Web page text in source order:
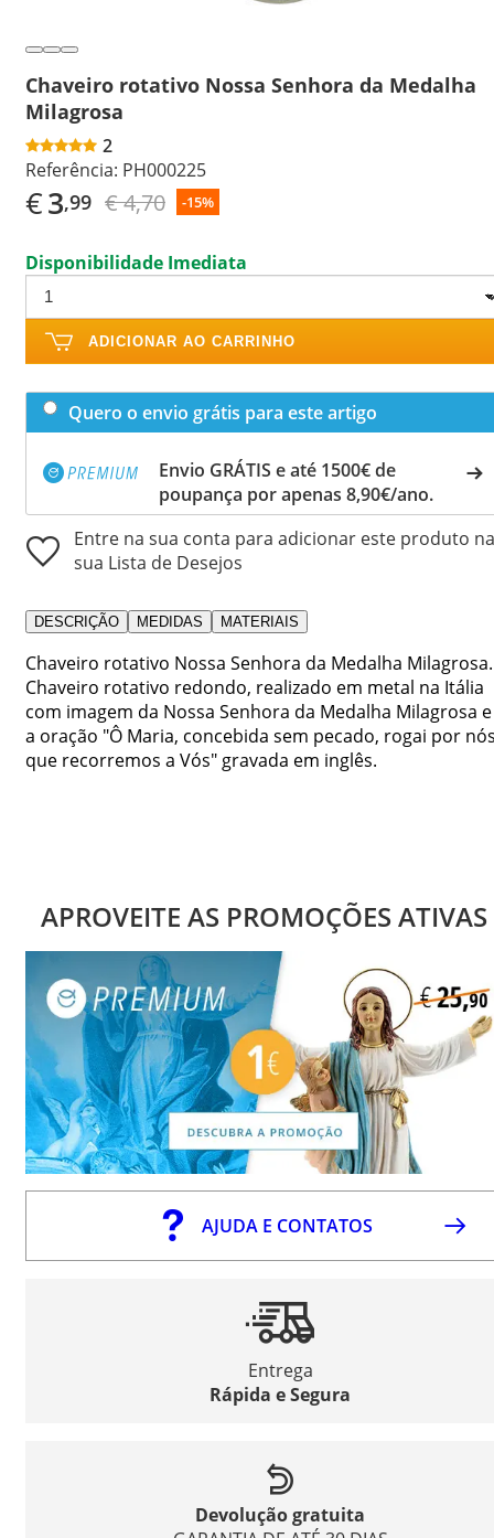
Chaveiro rotativo Nossa Senhora da Medalha
Milagrosa
2
Referência: PH000225
€3,99 € 4,70 -15%
Disponibilidade Imediata
ADICIONAR AO CARRINHO
Quero o envio grátis para este artigo
Envio GRÁTIS e até 1500€ de
poupança por apenas 8,90€/ano.
Entre na sua conta para adicionar este produto na
sua Lista de Desejos
DESCRIÇÃO MEDIDAS MATERIAIS
Chaveiro rotativo Nossa Senhora da Medalha Milagrosa.
Chaveiro rotativo redondo, realizado em metal na Itália
com imagem da Nossa Senhora da Medalha Milagrosa e
a oração "Ô Maria, concebida sem pecado, rogai por
que recorremos a Vós" gravada em inglês.
APROVEITE AS PROMOÇÕES ATIVAS
AJUDA E CONTATOS
Entrega
Rápida e Segura
Devolução gratuita